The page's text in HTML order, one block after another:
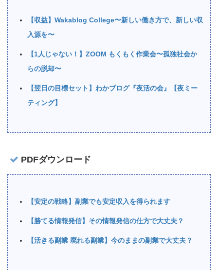
【収益】Wakablog College〜新しい働き方で、新しい収
入源を〜
【1人じゃない！】ZOOM もくもく作業会〜孤独社会か
らの脱却〜
【翌日の目標セット】わかブログ『夜活の会』【夜ミー
ティング】
PDFダウンロード
【安定の戦略】副業でも安定収入を得られます
【勝てる情報発信】その情報発信の仕方で大丈夫？
【活きる副業 廃れる副業】今のままの副業で大丈夫？